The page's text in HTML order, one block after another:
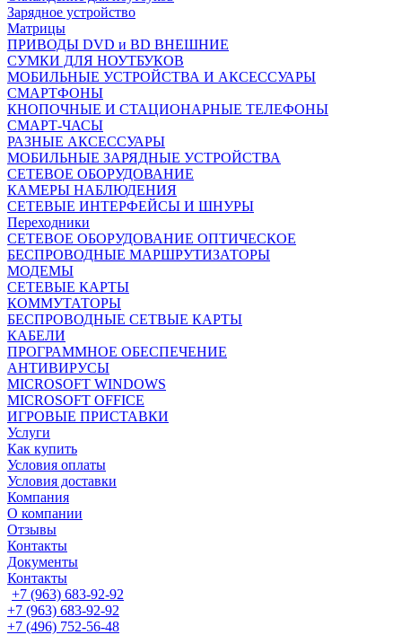
Зарядное устройство
Матрицы
ПРИВОДЫ DVD и BD ВНЕШНИЕ
СУМКИ ДЛЯ НОУТБУКОВ
МОБИЛЬНЫЕ УСТРОЙСТВА И АКСЕССУАРЫ
СМАРТФОНЫ
КНОПОЧНЫЕ И СТАЦИОНАРНЫЕ ТЕЛЕФОНЫ
СМАРТ-ЧАСЫ
РАЗНЫЕ АКСЕССУАРЫ
МОБИЛЬНЫЕ ЗАРЯДНЫЕ УСТРОЙСТВА
СЕТЕВОЕ ОБОРУДОВАНИЕ
КАМЕРЫ НАБЛЮДЕНИЯ
СЕТЕВЫЕ ИНТЕРФЕЙСЫ И ШНУРЫ
Переходники
СЕТЕВОЕ ОБОРУДОВАНИЕ ОПТИЧЕСКОЕ
БЕСПРОВОДНЫЕ МАРШРУТИЗАТОРЫ
МОДЕМЫ
СЕТЕВЫЕ КАРТЫ
КОММУТАТОРЫ
БЕСПРОВОДНЫЕ СЕТВЫЕ КАРТЫ
КАБЕЛИ
ПРОГРАММНОЕ ОБЕСПЕЧЕНИЕ
АНТИВИРУСЫ
MICROSOFT WINDOWS
MICROSOFT OFFICE
ИГРОВЫЕ ПРИСТАВКИ
Услуги
Как купить
Условия оплаты
Условия доставки
Компания
О компании
Отзывы
Контакты
Документы
Контакты
+7 (963) 683-92-92
+7 (963) 683-92-92
+7 (496) 752-56-48